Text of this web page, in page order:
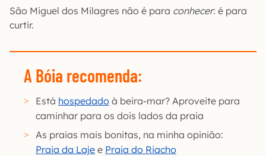
São Miguel dos Milagres não é para conhecer: é para
curtir.
A Bóia recomenda:
Está hospedado à beira-mar? Aproveite para
caminhar para os dois lados da praia
As praias mais bonitas, na minha opinião:
Praia da Laje e Praia do Riacho